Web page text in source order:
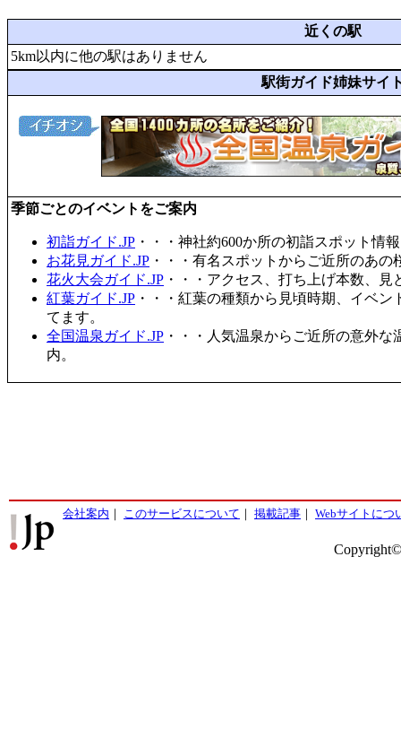
近くの駅
5km以内に他の駅はありません
駅街ガイド姉妹サイ
季節ごとのイベントをご案内
初詣ガイド.JP ・・・神社約600か所の初詣スポット情
お花見ガイド.JP ・・・有名スポットからご近所のあ
花火大会ガイド.JP ・・・アクセス、打ち上げ本数、
紅葉ガイド.JP ・・・紅葉の種類から見頃時期、イベ
てます。
全国温泉ガイド.JP ・・・人気温泉からご近所の意外
内。
会社案内 ｜ このサービスについて ｜ 掲載記事 ｜ Webサイトにつ